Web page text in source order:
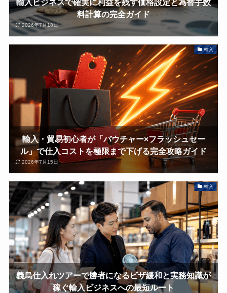
輸入ビジネスで確実に利益を残す価格設定と為替手数
料計算の完全ガイド
2026年7月18日
輸入
輸入・貿易初心者が「バウチャー×フラッシュセー
ル」で仕入コストを極限まで下げる完全攻略ガイド
2026年7月15日
輸入
義烏仕入れツアーで勝者になるビザ緩和と実務知識が
稼ぐ輸入ビジネスへの最短ルート